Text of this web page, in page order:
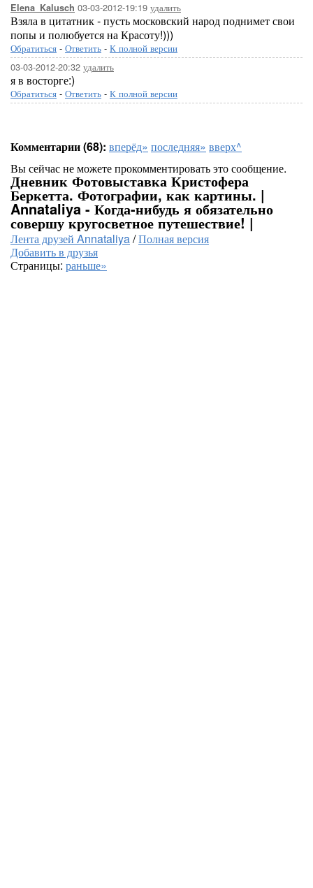
Elena_Kalusch 03-03-2012-19:19 удалить
Взяла в цитатник - пусть московский народ поднимет свои
попы и полюбуется на Красоту!)))
Обратиться - Ответить - К полной версии
03-03-2012-20:32 удалить
я в восторге:)
Обратиться - Ответить - К полной версии
Комментарии (68): вперёд» последняя» вверх^
Вы сейчас не можете прокомментировать это сообщение.
Дневник Фотовыставка Кристофера
Беркетта. Фотографии, как картины. |
Annataliya - Когда-нибудь я обязательно
совершу кругосветное путешествие! |
Лента друзей Annataliya/Полная версия
Добавить в друзья
Страницы: раньше»